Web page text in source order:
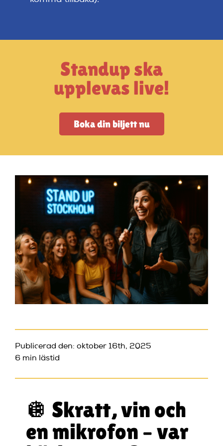
Artiklar
StandUpSverige PODDEN
Vanliga frågor
Standup ska
upplevas live!
Boka din biljett nu
Publicerad den: oktober 16th, 2025
6 min lästid
🪩 Skratt, vin och
en mikrofon – var